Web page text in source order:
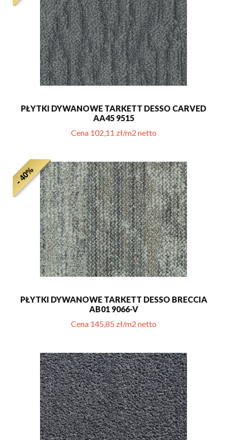
PŁYTKI DYWANOWE TARKETT DESSO CARVED
AA45 9515
Cena 102,11 zł/m2 netto
- 40%
PŁYTKI DYWANOWE TARKETT DESSO BRECCIA
AB01 9066-V
Cena 145,85 zł/m2 netto